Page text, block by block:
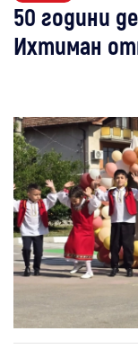
50 години
Ихтиман